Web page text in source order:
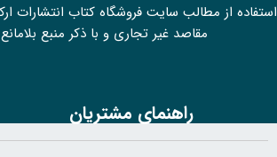
استفاده از مطالب سايت فروشگاه کتاب انتشارات
مقاصد غیر تجاری و با ذکر منبع
راهنمای مشتریان